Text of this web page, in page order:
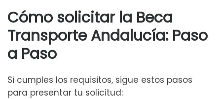
Cómo solicitar la Beca
Transporte Andalucía: Paso
a Paso
Si cumples los requisitos, sigue estos pasos
para presentar tu solicitud: